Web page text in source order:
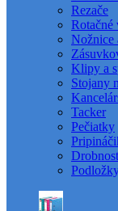
Rezače
Rotačné
Nožnice
Klipy a
Stojany
Tacker
Pečiatky